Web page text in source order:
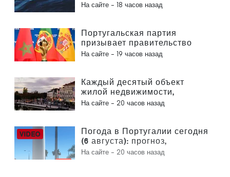
предупреждают об опасности
На сайте - 18 часов назад
Португальская партия
призывает правительство
пересмотреть решение о
2030 года в связи с кризисом
вокруг Сеуты
На сайте - 19 часов назад
Каждый десятый объект
жилой недвижимости,
выставленный на продажу в
На сайте - 20 часов назад
Погода в Португалии сегодня
(6 августа): прогноз,
температура и что ожидать
На сайте - 20 часов назад